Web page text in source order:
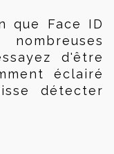
que Face ID
d'être
éclairé
détecter